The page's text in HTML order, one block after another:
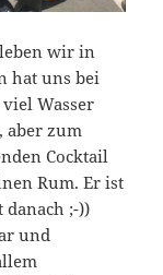
wir in
hat uns bei
Wasser
aber zum
Cocktail
Rum. Er ist
;-))
und